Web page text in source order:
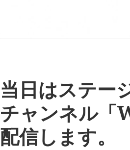
当日はステー
チャンネル
配信します。